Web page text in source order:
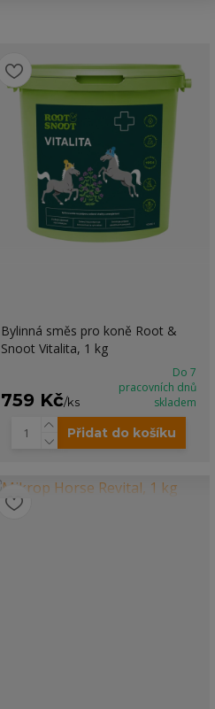
Bylinná směs pro koně Root &
Snoot Vitalita, 1 kg
759 Kč/ks
Do 7
pracovních dnů
skladem
Přidat do košíku